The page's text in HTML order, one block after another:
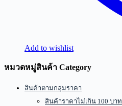
Add to wishlist
หมวดหมู่สินค้า Category
สินค้าตามกลุ่มราคา
สินค้าราคาไม่เกิน 100 บาท